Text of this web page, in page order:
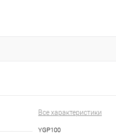
Все характеристики
YGP100